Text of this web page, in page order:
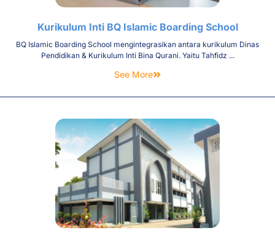
Kurikulum Inti BQ Islamic Boarding School
BQ Islamic Boarding School mengintegrasikan antara kurikulum Dinas
Pendidikan & Kurikulum Inti Bina Qurani. Yaitu Tahfidz ...
See More